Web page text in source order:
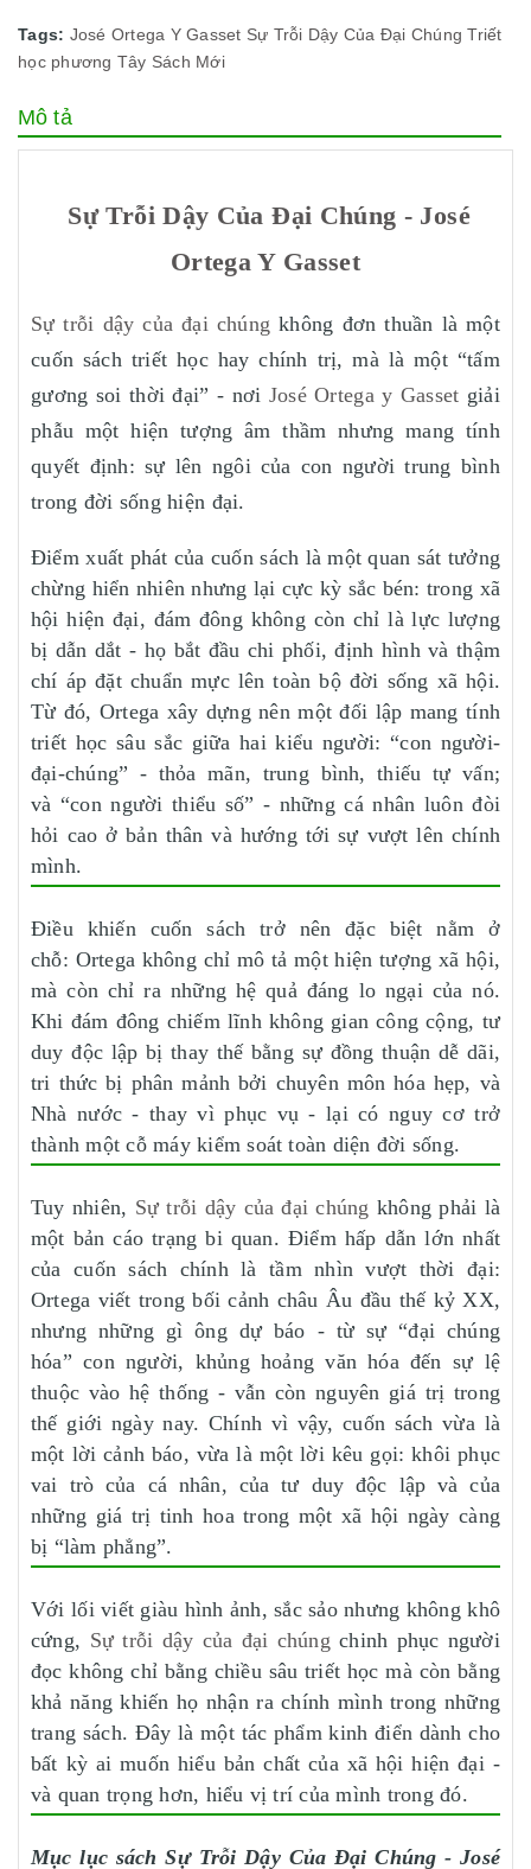
Tags: José Ortega Y Gasset Sự Trỗi Dậy Của Đại Chúng Triết
học phương Tây Sách Mới
Mô tả
Sự Trỗi Dậy Của Đại Chúng - José
Ortega Y Gasset
Sự trỗi dậy của đại chúng không đơn thuần là một
cuốn sách triết học hay chính trị, mà là một “tấm
gương soi thời đại” - nơi José Ortega y Gasset giải
phẫu một hiện tượng âm thầm nhưng mang tính
quyết định: sự lên ngôi của con người trung bình
trong đời sống hiện đại.
Điểm xuất phát của cuốn sách là một quan sát tưởng
chừng hiển nhiên nhưng lại cực kỳ sắc bén: trong xã
hội hiện đại, đám đông không còn chỉ là lực lượng
bị dẫn dắt - họ bắt đầu chi phối, định hình và thậm
chí áp đặt chuẩn mực lên toàn bộ đời sống xã hội.
Từ đó, Ortega xây dựng nên một đối lập mang tính
triết học sâu sắc giữa hai kiểu người: “con người-
đại-chúng” - thỏa mãn, trung bình, thiếu tự vấn;
và “con người thiểu số” - những cá nhân luôn đòi
hỏi cao ở bản thân và hướng tới sự vượt lên chính
mình.
Điều khiến cuốn sách trở nên đặc biệt nằm ở
chỗ: Ortega không chỉ mô tả một hiện tượng xã hội,
mà còn chỉ ra những hệ quả đáng lo ngại của nó.
Khi đám đông chiếm lĩnh không gian công cộng, tư
duy độc lập bị thay thế bằng sự đồng thuận dễ dãi,
tri thức bị phân mảnh bởi chuyên môn hóa hẹp, và
Nhà nước - thay vì phục vụ - lại có nguy cơ trở
thành một cỗ máy kiểm soát toàn diện đời sống.
Tuy nhiên, Sự trỗi dậy của đại chúng không phải là
một bản cáo trạng bi quan. Điểm hấp dẫn lớn nhất
của cuốn sách chính là tầm nhìn vượt thời đại:
Ortega viết trong bối cảnh châu Âu đầu thế kỷ XX,
nhưng những gì ông dự báo - từ sự “đại chúng
hóa” con người, khủng hoảng văn hóa đến sự lệ
thuộc vào hệ thống - vẫn còn nguyên giá trị trong
thế giới ngày nay. Chính vì vậy, cuốn sách vừa là
một lời cảnh báo, vừa là một lời kêu gọi: khôi phục
vai trò của cá nhân, của tư duy độc lập và của
những giá trị tinh hoa trong một xã hội ngày càng
bị “làm phẳng”.
Với lối viết giàu hình ảnh, sắc sảo nhưng không khô
cứng, Sự trỗi dậy của đại chúng chinh phục người
đọc không chỉ bằng chiều sâu triết học mà còn bằng
khả năng khiến họ nhận ra chính mình trong những
trang sách. Đây là một tác phẩm kinh điển dành cho
bất kỳ ai muốn hiểu bản chất của xã hội hiện đại -
và quan trọng hơn, hiểu vị trí của mình trong đó.
Mục lục sách Sự Trỗi Dậy Của Đại Chúng - José